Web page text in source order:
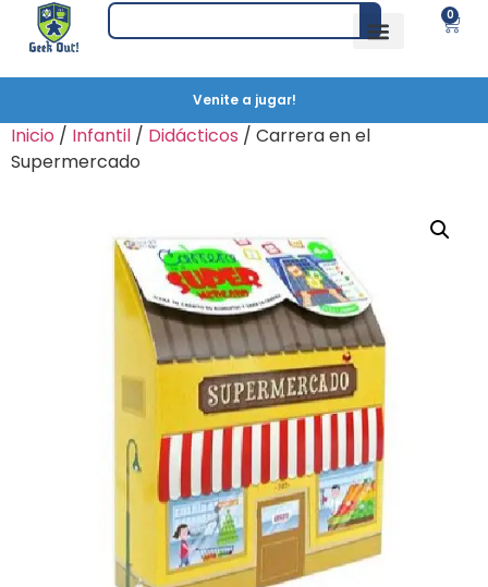
0
Venite a jugar!
Inicio / Infantil / Didácticos / Carrera en el
Supermercado